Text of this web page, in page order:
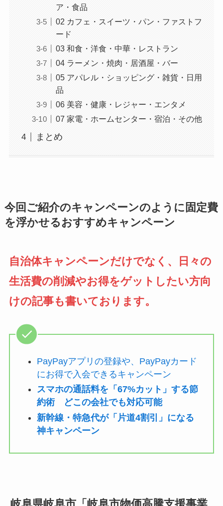
ア・食品
02 カフェ・スイーツ・パン・ファストフ
ード
03 和食・洋食・中華・レストラン
04 ラーメン・焼肉・居酒屋・バー
05 アパレル・ショッピング・雑貨・日用
品
06 美容・健康・レジャー・エンタメ
07 家電・ホームセンター・宿泊・その他
まとめ
今回ご紹介のキャンペーンのように固定費
を浮かせるおすすめキャンペーン
自治体キャンペーンだけでなく、日々の
生活費の削減やお得をゲットしたい方向
けの記事も書いております。
PayPayアプリの登録や、PayPayカード
にお得で入会できるキャンペーン
スマホの通話料を「67%カット」する節
約術 どこの会社でも対応可能
新幹線・特急代が「片道4割引」になる
神キャンペーン